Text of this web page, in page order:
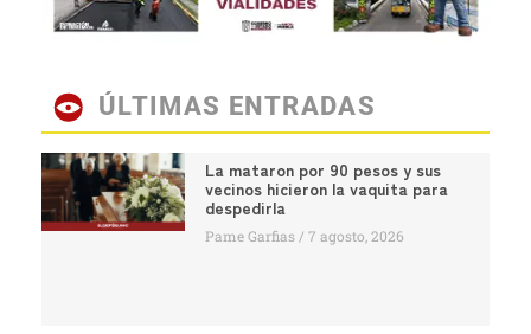
ÚLTIMAS ENTRADAS
La mataron por 90 pesos y sus
vecinos hicieron la vaquita para
despedirla
Pame Garfias 7 agosto, 2026